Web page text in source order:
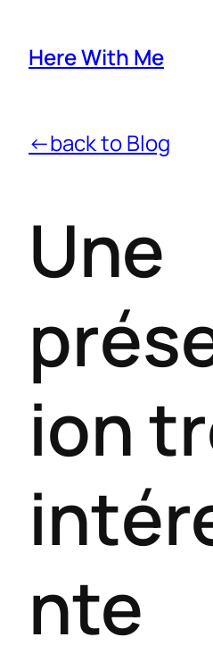
Here With Me
←back to Blog
Une
ion
nte